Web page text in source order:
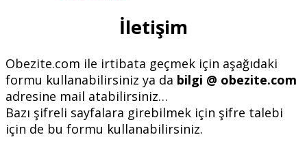
İletişim
Obezite.com ile irtibata geçmek için aşağıdaki
formu kullanabilirsiniz ya da bilgi @ obezite.com
adresine mail atabilirsiniz…
Bazı şifreli sayfalara girebilmek için şifre talebi
için de bu formu kullanabilirsiniz.